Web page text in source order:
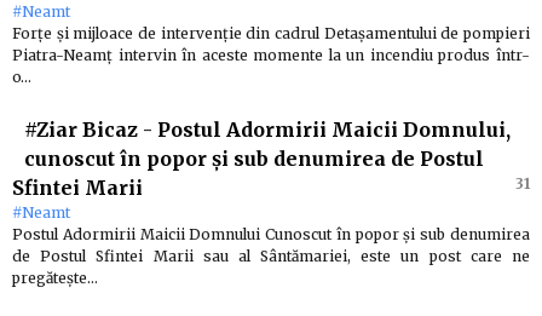
#Neamt
Forțe și mijloace de intervenție din cadrul Detașamentului de pompieri
Piatra-Neamț intervin în aceste momente la un incendiu produs într-
o…
#Ziar Bicaz - Postul Adormirii Maicii Domnului,
cunoscut în popor și sub denumirea de Postul
Sfintei Marii
31
#Neamt
Postul Adormirii Maicii Domnului Cunoscut în popor și sub denumirea
de Postul Sfintei Marii sau al Sântămariei, este un post care ne
pregătește…